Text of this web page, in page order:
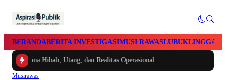
BERANDABERITA INVESTIGASIMUSI RAWASLUBUKLINGGAU
Hibah, Utang, dan Realitas Operasional
Musirawas